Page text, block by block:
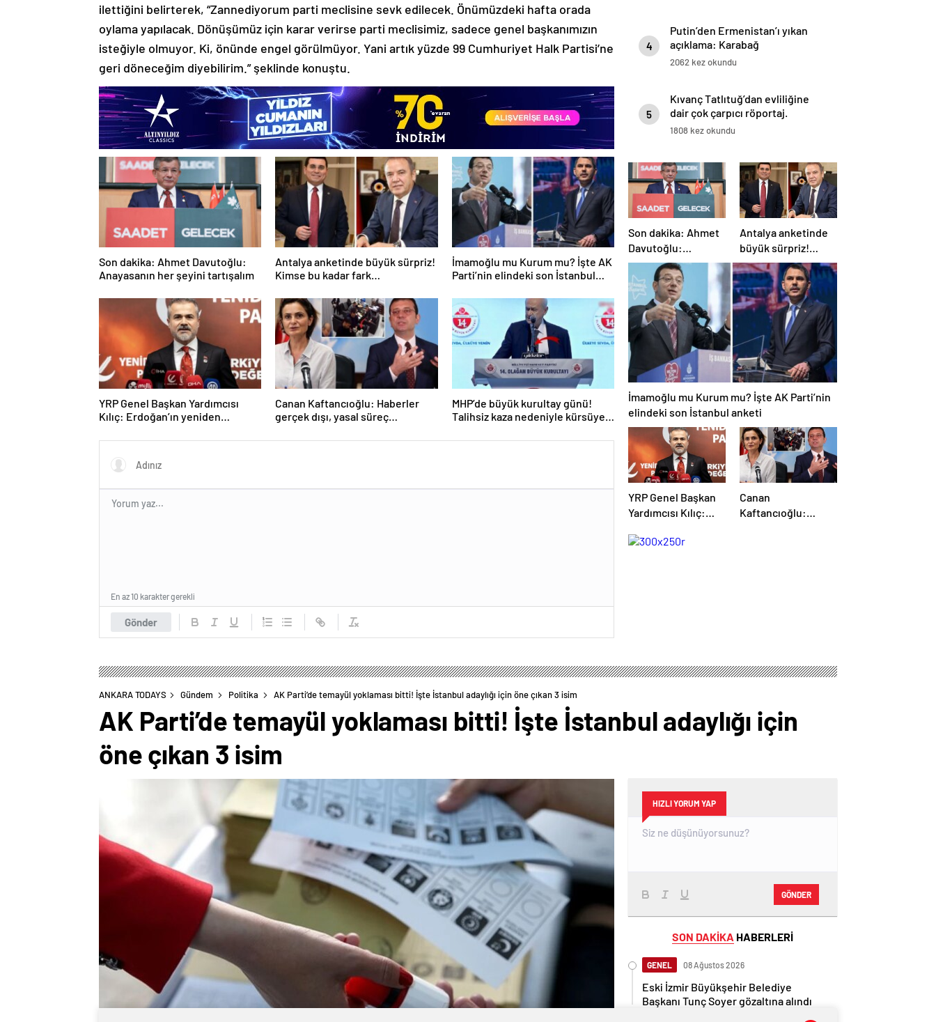
ilettiğini belirterek, “Zannediyorum parti meclisine sevk edilecek. Önümüzdeki hafta orada
oylama yapılacak. Dönüşümüz için karar verirse parti meclisimiz, sadece genel başkanımızın
isteğiyle olmuyor. Ki, önünde engel görülmüyor. Yani artık yüzde 99 Cumhuriyet Halk Partisi’ne
geri döneceğim diyebilirim.” şeklinde konuştu.
Son dakika: Ahmet Davutoğlu:
Anayasanın her şeyini tartışalım
Antalya anketinde büyük sürpriz!
Kimse bu kadar fark
İmamoğlu mu Kurum mu? İşte AK
Parti’nin elindeki son İstanbul
YRP Genel Başkan Yardımcısı
Kılıç: Erdoğan’ın yeniden
partisi evet demeyecektir
Canan Kaftancıoğlu: Haberler
gerçek dışı, yasal süreç
MHP’de büyük kurultay günü!
Talihsiz kaza nedeniyle kürsüye
İmamoğlu’nu hedef aldı
Gönder
En az 10 karakter gerekli
4
Putin’den Ermenistan’ı yıkan
açıklama: Karabağ
Azerbaycan’ın ayrılmaz bir
2062 kez okundu
5
Kıvanç Tatlıtuğ’dan evliliğine
dair çok çarpıcı röportaj.
1808 kez okundu
Son dakika: Ahmet
Davutoğlu:
Anayasanın her
şeyini tartışalım
Antalya anketinde
büyük sürpriz!
Kimse bu kadar fark
beklemiyordu
İmamoğlu mu Kurum mu? İşte AK Parti’nin
elindeki son İstanbul anketi
YRP Genel Başkan
Yardımcısı Kılıç:
adaylığına hiçbir
Canan
Kaftancıoğlu:
ANKARA TODAYS Gündem Politika AK Parti’de temayül yoklaması bitti! İşte İstanbul adaylığı için öne çıkan 3 isim
AK Parti’de temayül yoklaması bitti! İşte İstanbul adaylığı için
öne çıkan 3 isim
HIZLI YORUM YAP
GÖNDER
SON DAKİKA HABERLERİ
GENEL 08 Ağustos 2026
Eski İzmir Büyükşehir Belediye
Başkanı Tunç Soyer gözaltına alındı